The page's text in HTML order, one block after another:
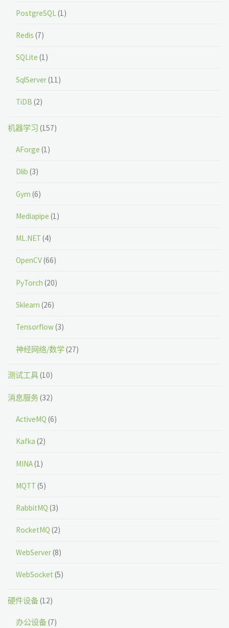
PostgreSQL (1)
Redis (7)
SQLite (1)
SqlServer(11)
TiDB (2)
机器学习 (157)
AForge (1)
Dlib (3)
Gym (6)
Mediapipe (1)
ML.NET (4)
OpenCV(66)
PyTorch (20)
Sklearn (26)
Tensorflow(3)
神经网络/数学(27)
测试工具(10)
消息服务(32)
ActiveMQ (6)
Kafka (2)
MINA(1)
MQTT (5)
RabbitMQ (3)
RocketMQ (2)
WebServer(8)
WebSocket (5)
硬件设备(12)
办公设备(7)